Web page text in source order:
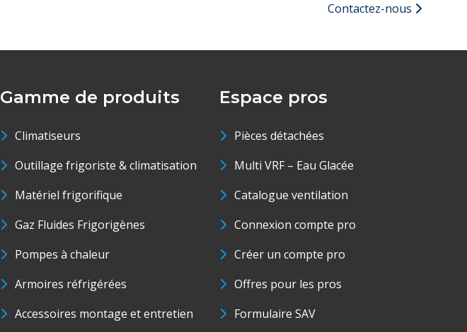
Contactez-nous
Gamme de produits
Climatiseurs
Outillage frigoriste & climatisation
Matériel frigorifique
Gaz Fluides Frigorigènes
Pompes à chaleur
Armoires réfrigérées
Accessoires montage et entretien
Espace pros
Pièces détachées
Multi VRF – Eau Glacée
Catalogue ventilation
Connexion compte pro
Créer un compte pro
Offres pour les pros
Formulaire SAV